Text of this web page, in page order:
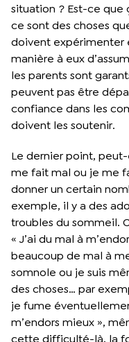
situation ? Est-ce que
ce sont des choses
doivent expérimenter
manière à eux
les parents sont
peuvent pas être
confiance dans les
doivent les soutenir.
Le dernier point,
me fait mal ou je me
donner un certain
exemple, il y a des
troubles du sommeil.
« J’ai du mal à
beaucoup de mal à
somnole ou je suis
des choses… par
je fume
m’endors mieux »,
cette difficulté-là, la